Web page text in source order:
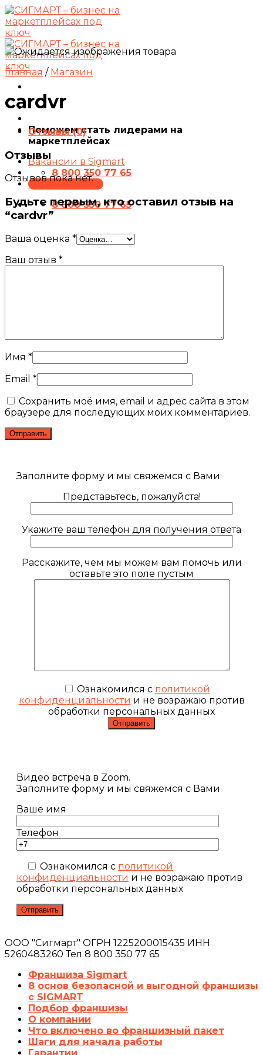
Skip
to
content
Поможем стать лидерами на
маркетплейсах
Вакансии в Sigmart
8 800 350 77 65
ПРЕЗЕНТАЦИЯ
8 800 350 77 65
Главная / Магазин
cardvr
Отзывы (0)
Отзывы
Отзывов пока нет.
Будьте первым, кто оставил отзыв на
“cardvr”
Ваша оценка *
Ваш отзыв *
Имя *
Email *
Сохранить моё имя, email и адрес сайта в этом
браузере для последующих моих комментариев.
Заполните форму и мы свяжемся с Вами
Представьтесь, пожалуйста!
Укажите ваш телефон для получения ответа
Расскажите, чем мы можем вам помочь или
оставьте это поле пустым
Ознакомился с политикой
конфиденциальности и не возражаю против
обработки персональных данных
Видео встреча в Zoom.
Заполните форму и мы свяжемся с Вами
Ваше имя
Телефон
Ознакомился с политикой
конфиденциальности и не возражаю против
обработки персональных данных
ООО "Сигмарт" ОГРН 1225200015435 ИНН
5260483260 Тел 8 800 350 77 65
Франшиза Sigmart
8 основ безопасной и выгодной франшизы
с SIGMART
Подбор франшизы
О компании
Что включено во франшизный пакет
Шаги для начала работы